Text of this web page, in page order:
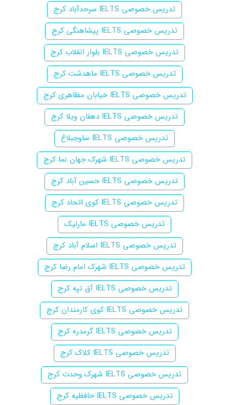
تدریس خصوصی IELTS سرحدآباد کرج
تدریس خصوصی IELTS پیشاهنگی کرج
تدریس خصوصی IELTS بلوار انقلاب کرج
تدریس خصوصی IELTS ماهدشت کرج
تدریس خصوصی IELTS خیابان مظاهری کرج
تدریس خصوصی IELTS دهقان ویلا کرج
تدریس خصوصی IELTS ساوجبلاغ
تدریس خصوصی IELTS شهرک جهان نما کرج
تدریس خصوصی IELTS حسین آباد کرج
تدریس خصوصی IELTS کوی اتحاد کرج
تدریس خصوصی IELTS مارلیک
تدریس خصوصی IELTS اسلام آباد کرج
تدریس خصوصی IELTS شهرک امام رضا کرج
تدریس خصوصی IELTS آق تپه کرج
تدریس خصوصی IELTS کوی کارمندان کرج
تدریس خصوصی IELTS گرمدره کرج
تدریس خصوصی IELTS کلاک کرج
تدریس خصوصی IELTS شهرک وحدت کرج
تدریس خصوصی IELTS حافظیه کرج